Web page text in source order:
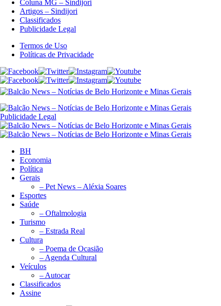
Coluna MG – Sindijori
Artigos – Sindijori
Classificados
Publicidade Legal
Termos de Uso
Políticas de Privacidade
Publicidade Legal
BH
Economia
Política
Gerais
– Pet News – Aléxia Soares
Esportes
Saúde
– Oftalmologia
Turismo
– Estrada Real
Cultura
– Poema de Ocasião
– Agenda Cultural
Veículos
– Autocar
Classificados
Assine